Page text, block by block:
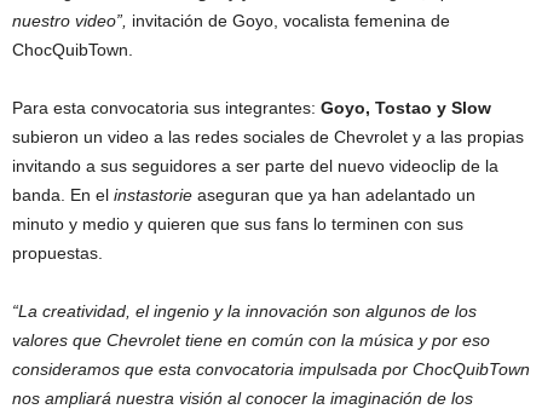
nuestro video”, invitación de Goyo, vocalista femenina de
ChocQuibTown.
Para esta convocatoria sus integrantes: Goyo, Tostao y Slow
subieron un video a las redes sociales de Chevrolet y a las propias
invitando a sus seguidores a ser parte del nuevo videoclip de la
banda. En el instastorie aseguran que ya han adelantado un
minuto y medio y quieren que sus fans lo terminen con sus
propuestas.
“La creatividad, el ingenio y la innovación son algunos de los
valores que Chevrolet tiene en común con la música y por eso
consideramos que esta convocatoria impulsada por ChocQuibTown
nos ampliará nuestra visión al conocer la imaginación de los